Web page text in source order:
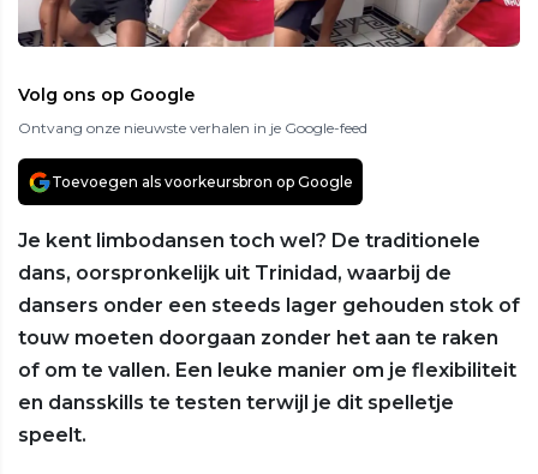
Volg ons op Google
Ontvang onze nieuwste verhalen in je Google-feed
Toevoegen als voorkeursbron op Google
Je kent limbodansen toch wel? De traditionele
dans, oorspronkelijk uit Trinidad, waarbij de
dansers onder een steeds lager gehouden stok of
touw moeten doorgaan zonder het aan te raken
of om te vallen. Een leuke manier om je flexibiliteit
en dansskills te testen terwijl je dit spelletje
speelt.